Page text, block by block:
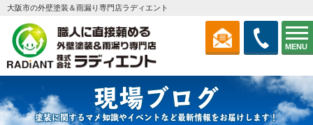
MENU
大阪市の外壁塗装＆雨漏り専門店ラディエント
現場ブログ
塗装に関するマメ知識やイベントなど最新情報をお届けします！